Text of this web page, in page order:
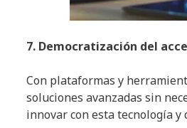
7. Democratización del
Con plataformas y
soluciones avanzadas sin
innovar con esta tecnología y